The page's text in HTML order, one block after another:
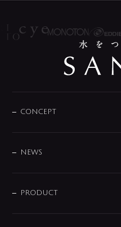
CONCEPT
DESIGN
NEWS
商品に関して
PRODUCT